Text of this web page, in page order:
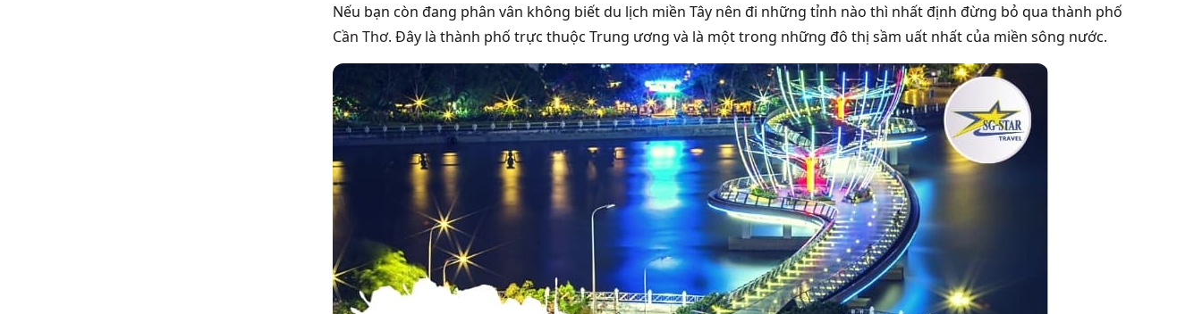
Nếu bạn còn đang phân vân không biết du lịch miền Tây nên đi những tỉnh nào thì nhất định đừng bỏ qua thành phố
Cần Thơ. Đây là thành phố trực thuộc Trung ương và là một trong những đô thị sầm uất nhất của miền sông nước.